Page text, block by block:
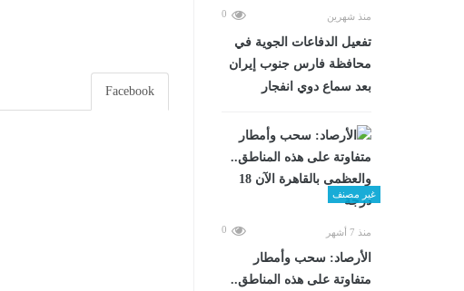
منذ شهرين 0
تفعيل الدفاعات الجوية في
محافظة فارس جنوب إيران
بعد سماع دوي انفجار
غير مصنف
منذ 7 أشهر 0
الأرصاد: سحب وأمطار
متفاوتة على هذه المناطق..
Facebook